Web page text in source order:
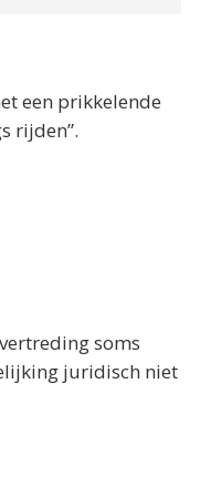
een prikkelende
rijden”.
soms
juridisch niet